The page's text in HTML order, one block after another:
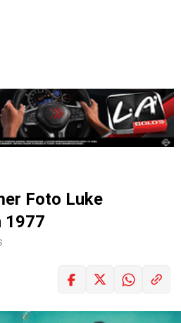
Foto Luke
1977